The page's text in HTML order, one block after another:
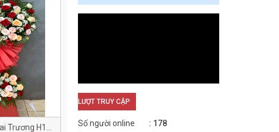
LƯỢT TRUY CẬP
Số người online
178